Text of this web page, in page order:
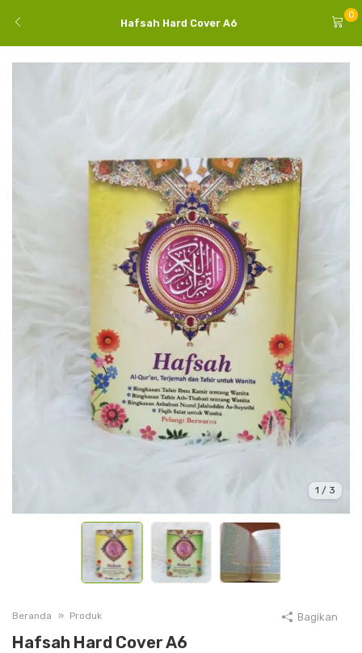
Hafsah Hard Cover A6
0
1 / 3
Beranda Produk
Hafsah Hard Cover A6
Bagikan